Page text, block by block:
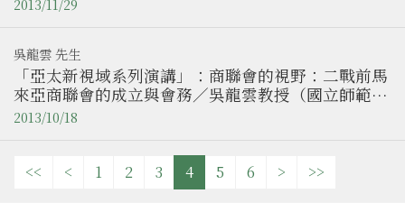
2013/11/29
吳龍雲 先生
「亞太新視域系列演講」：商聯會的視野：二戰前馬
來亞商聯會的成立與會務／吳龍雲教授（國立師範大
學應用華語文學系）
2013/10/18
<< < 1 2 3 4 5 6 > >>